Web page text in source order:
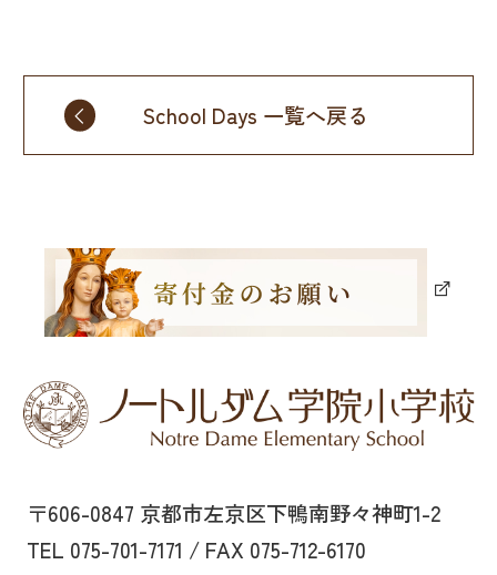
School Days 一覧へ戻る
〒606-0847 京都市左京区下鴨南野々神町1-2
TEL 075-701-7171 / FAX 075-712-6170